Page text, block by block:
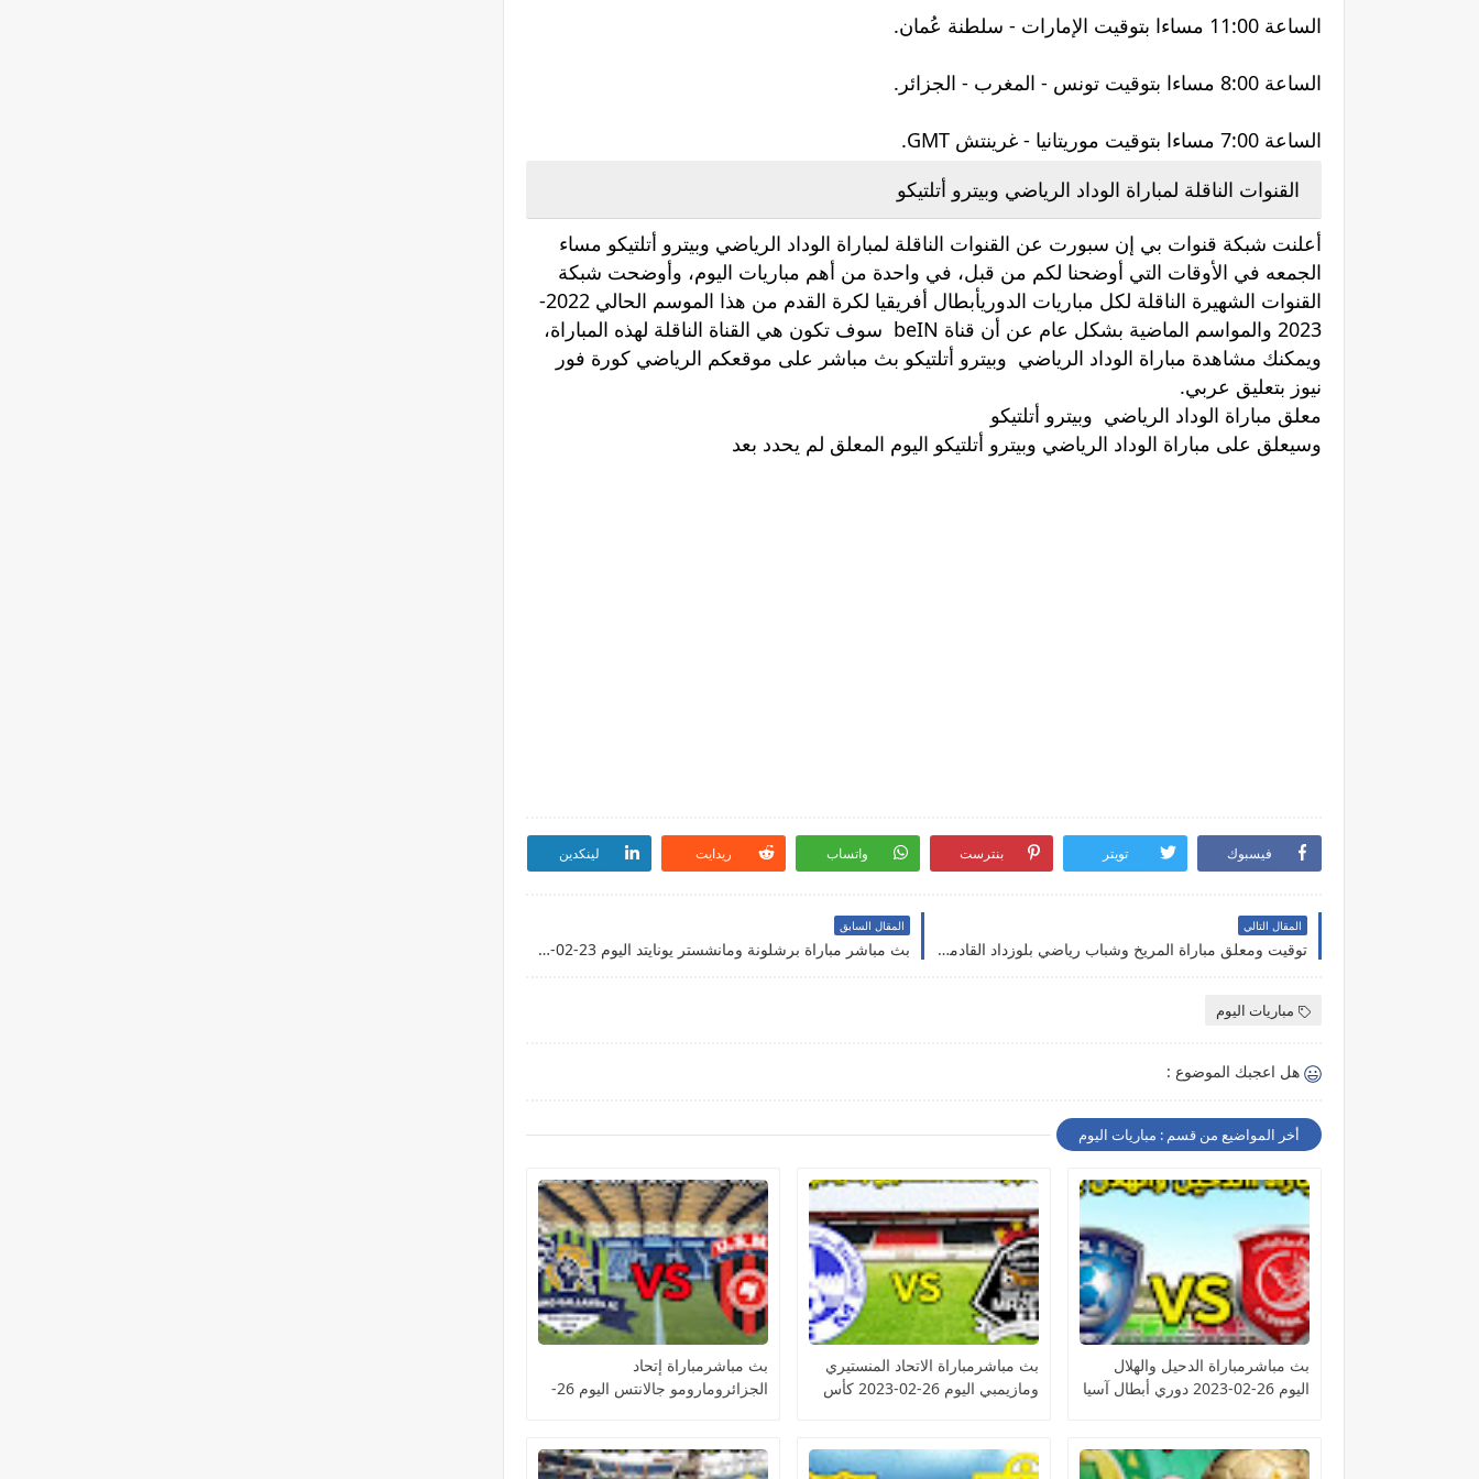
الساعة 11:00 مساءا بتوقيت الإمارات - سلطنة عُمان.
الساعة 8:00 مساءا بتوقيت تونس - المغرب - الجزائر.
الساعة 7:00 مساءا بتوقيت موريتانيا - غرينتش GMT.
القنوات الناقلة لمباراة الوداد الرياضي وبيترو أتلتيكو
أعلنت شبكة قنوات بي إن سبورت عن القنوات الناقلة لمباراة الوداد الرياضي وبيترو أتلتيكو مساء
الجمعه في الأوقات التي أوضحنا لكم من قبل، في واحدة من أهم مباريات اليوم، وأوضحت شبكة
القنوات الشهيرة الناقلة لكل مباريات الدوريأبطال أفريقيا لكرة القدم من هذا الموسم الحالي 2022-
2023 والمواسم الماضية بشكل عام عن أن قناة beIN سوف تكون هي القناة الناقلة لهذه المباراة،
ويمكنك مشاهدة مباراة الوداد الرياضي وبيترو أتلتيكو بث مباشر على موقعكم الرياضي كورة فور
نيوز بتعليق عربي.
معلق مباراة الوداد الرياضي وبيترو أتلتيكو
وسيعلق على مباراة الوداد الرياضي وبيترو أتلتيكو اليوم المعلق لم يحدد بعد
فيسبوك تويتر بنترست واتساب ريدايت لينكدين
المقال التالي
توقيت ومعلق مباراة المريخ وشباب رياضي بلوزداد القادمة اليوم الجمعه 24-2-2023
المقال السابق
بث مباشر مباراة برشلونة ومانشستر يونايتد اليوم 23-02-2023 الدوري الأوروبي
مباريات اليوم
هل اعجبك الموضوع :
أخر المواضيع من قسم : مباريات اليوم
بث مباشرمباراة الدحيل والهلال
اليوم 26-02-2023 دوري أبطال آسيا
بث مباشرمباراة الاتحاد المنستيري
ومازيمبي اليوم 26-02-2023 كأس
بث مباشرمباراة إتحاد
الجزائرومارومو جالانتس اليوم 26-